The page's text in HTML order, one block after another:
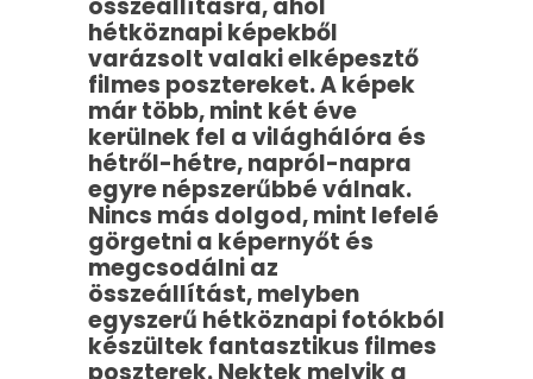
összeállításra, ahol
hétköznapi képekből
varázsolt valaki elképesztő
filmes posztereket. A képek
már több, mint két éve
kerülnek fel a világhálóra és
hétről-hétre, napról-napra
egyre népszerűbbé válnak.
Nincs más dolgod, mint lefelé
görgetni a képernyőt és
megcsodálni az
összeállítást, melyben
egyszerű hétköznapi fotókból
készültek fantasztikus filmes